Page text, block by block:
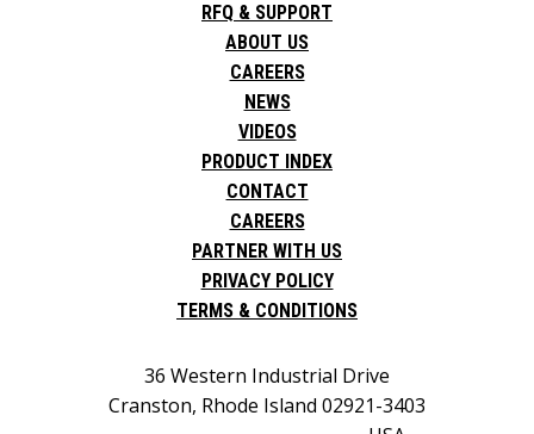
RFQ & SUPPORT
ABOUT US
CAREERS
NEWS
VIDEOS
PRODUCT INDEX
CONTACT
CAREERS
PARTNER WITH US
PRIVACY POLICY
TERMS & CONDITIONS
36 Western Industrial Drive
Cranston, Rhode Island 02921-3403